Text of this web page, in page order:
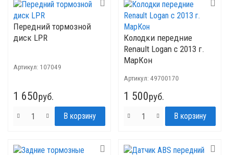
Передний тормозной
диск LPR
Артикул: 107049
1 650руб.
Колодки передние
Renault Logan с 2013 г.
МарКон
Артикул: 49700170
1 500руб.